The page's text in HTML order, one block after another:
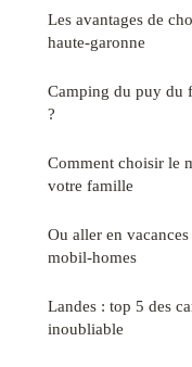
Les avantages de
haute-garonne
Camping du puy du
?
Comment choisir le
votre famille
Ou aller en
mobil-homes
Landes : top 5 des
inoubliable